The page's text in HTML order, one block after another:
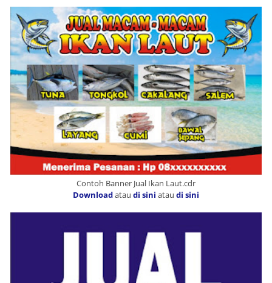
Contoh Banner Jual Ikan Laut.cdr
Downloadatau di sini atau di sini